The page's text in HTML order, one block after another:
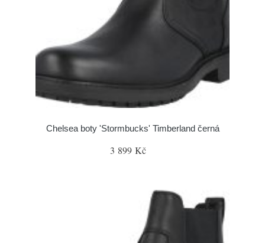
Chelsea boty 'Stormbucks' Timberland černá
3 899 Kč